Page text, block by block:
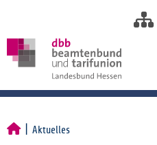
Aktuelles